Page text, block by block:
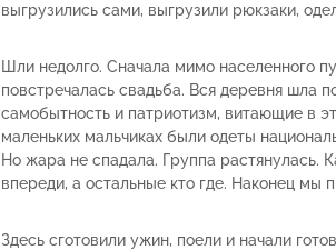
выгрузились сами, выгрузили рюкзаки,
Шли недолго. Сначала мимо населенного
повстречалась свадьба. Вся деревня шла
самобытность и патриотизм, витающие в
маленьких мальчиках были одеты
Но жара не спадала. Группа
впереди, а остальные кто где. Наконец мы
Здесь сготовили ужин, поели и начали